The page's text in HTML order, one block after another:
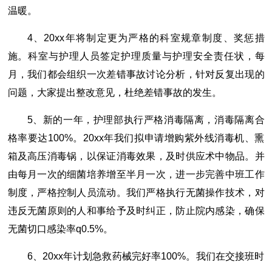
温暖。
4、20xx年将制定更为严格的科室规章制度、奖惩措
施。科室与护理人员签定护理质量与护理安全责任状，每
月，我们都会组织一次差错事故讨论分析，针对反复出现的
问题，大家提出整改意见，杜绝差错事故的发生。
5、新的一年，护理部执行严格消毒隔离，消毒隔离合
格率要达100%。20xx年我们拟申请增购紫外线消毒机、熏
箱及高压消毒锅，以保证消毒效果，及时供应术中物品。并
由每月一次的细菌培养增至半月一次，进一步完善中班工作
制度，严格控制人员流动。我们严格执行无菌操作技术，对
违反无菌原则的人和事给予及时纠正，防止院内感染，确保
无菌切口感染率q0.5%。
6、20xx年计划急救药械完好率100%。我们在交接班时